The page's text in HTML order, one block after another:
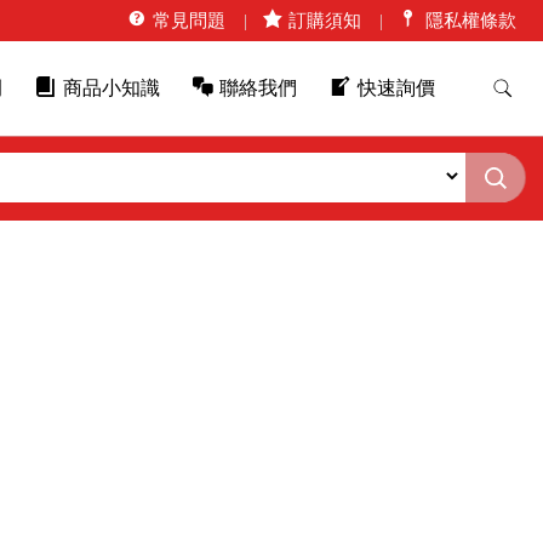
常見問題 訂購須知 隱私權條款
商品小知識 聯絡我們 快速詢價